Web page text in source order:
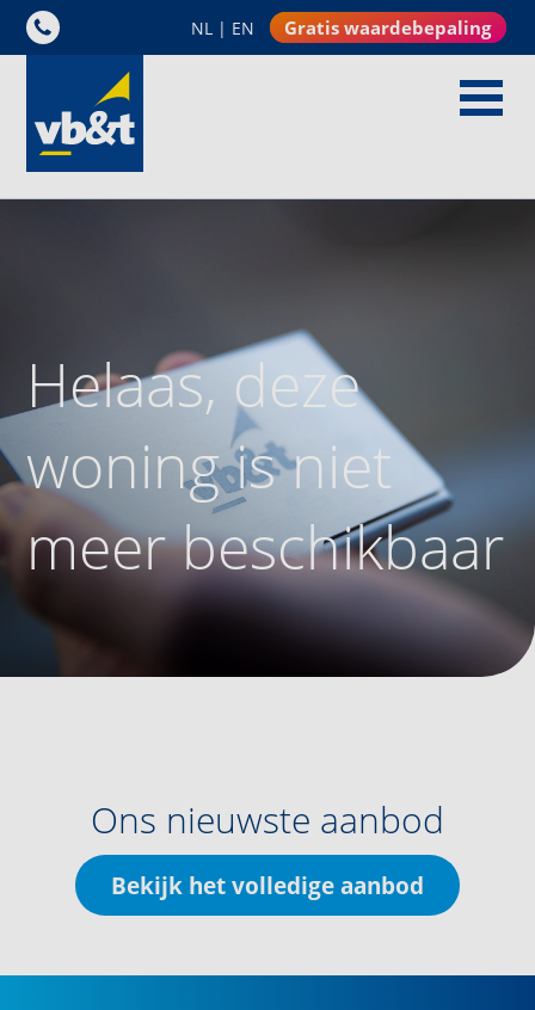
NL | EN Gratis waardebepaling
Helaas, deze
woning is niet
meer beschikbaar
Ons nieuwste aanbod
Bekijk het volledige aanbod